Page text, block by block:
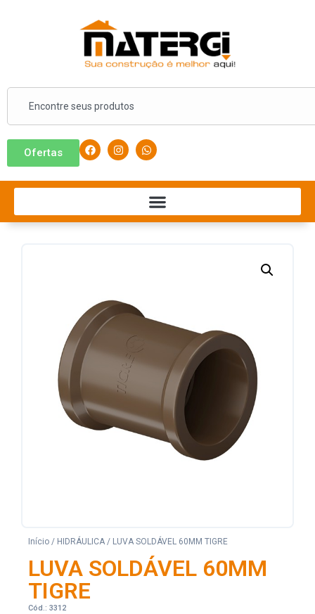
Ofertas
Início / HIDRÁULICA / LUVA SOLDÁVEL 60MM TIGRE
LUVA SOLDÁVEL 60MM
TIGRE
Cód.: 3312